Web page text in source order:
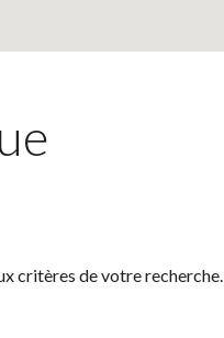
critères de votre recherche.